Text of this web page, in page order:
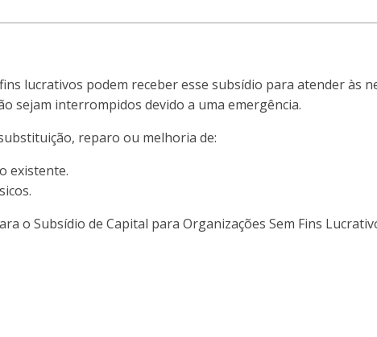
lucrativos podem receber esse subsídio para atender às
sejam interrompidos devido a uma emergência.
reparo ou melhoria de:
existente.
o Subsídio de Capital para Organizações Sem Fins